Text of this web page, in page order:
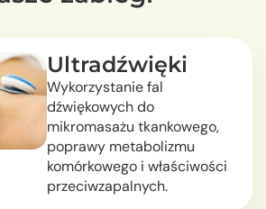
Ultradźwięki
Wykorzystanie fal
dźwiękowych do
mikromasażu tkankowego,
poprawy metabolizmu
komórkowego i właściwości
przeciwzapalnych.